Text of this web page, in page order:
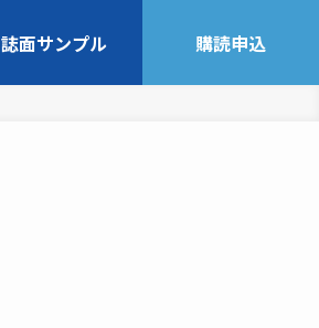
誌面サンプル 購読申込